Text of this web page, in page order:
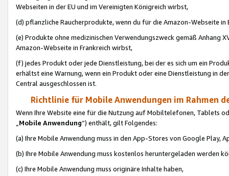
Webseiten in der EU und im Vereinigten Königreich wirbst,
(d) pflanzliche Raucherprodukte, wenn du für die Amazon-Webseite in
(e) Produkte ohne medizinischen Verwendungszweck gemäß Anhang
Amazon-Webseite in Frankreich wirbst,
(f) jedes Produkt oder jede Dienstleistung, bei der es sich um ein
erhältst eine Warnung, wenn ein Produkt oder eine Dienstleistung in
Central ausgeschlossen ist.
Richtlinie für Mobile Anwendungen im Rahmen
Wenn Ihre Website eine für die Nutzung auf Mobiltelefonen, Tablets
„Mobile Anwendung“) enthält, gilt Folgendes:
(a) Ihre Mobile Anwendung muss in den App-Stores von Google Play,
(b) Ihre Mobile Anwendung muss kostenlos heruntergeladen werden
(c) Ihre Mobile Anwendung muss originäre Inhalte haben,